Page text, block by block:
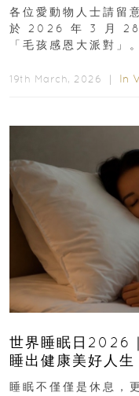
各位愛動物人士請留
於 2026 年 3 月 28
「毛孩感恩大派對」
19th March, 2026 ｜ In
世界睡眠日2026
睡出健康美好人生
睡眠不僅僅是休息，